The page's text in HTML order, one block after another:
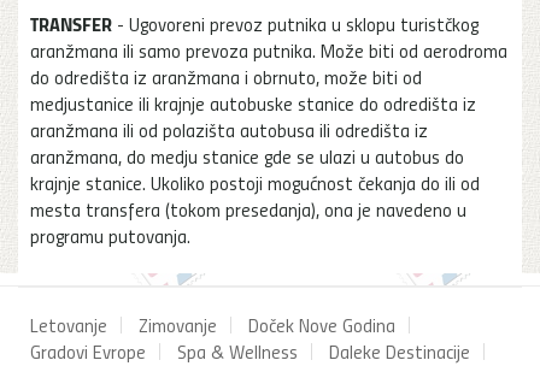
TRANSFER - Ugovoreni prevoz putnika u sklopu turistčkog
aranžmana ili samo prevoza putnika. Može biti od aerodroma
do odredišta iz aranžmana i obrnuto, može biti od
medjustanice ili krajnje autobuske stanice do odredišta iz
aranžmana ili od polazišta autobusa ili odredišta iz
aranžmana, do medju stanice gde se ulazi u autobus do
krajnje stanice. Ukoliko postoji mogućnost čekanja do ili od
mesta transfera (tokom presedanja), ona je navedeno u
programu putovanja.
Letovanje Zimovanje
Doček Nove Godina
Gradovi Evrope
Spa & Wellness Daleke Destinacije